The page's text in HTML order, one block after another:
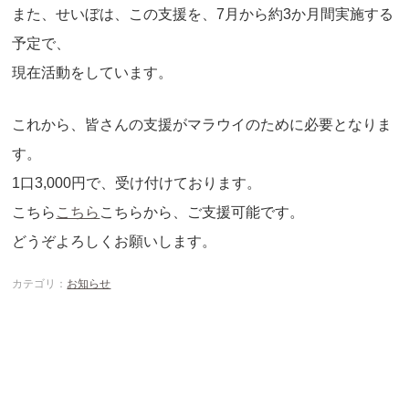
また、せいぼは、この支援を、7月から約3か月間実施する
予定で、
現在活動をしています。
これから、皆さんの支援がマラウイのために必要となりま
す。
1口3,000円で、受け付けております。
こちら こちら こちらから、ご支援可能です。
どうぞよろしくお願いします。
カテゴリ： お知らせ